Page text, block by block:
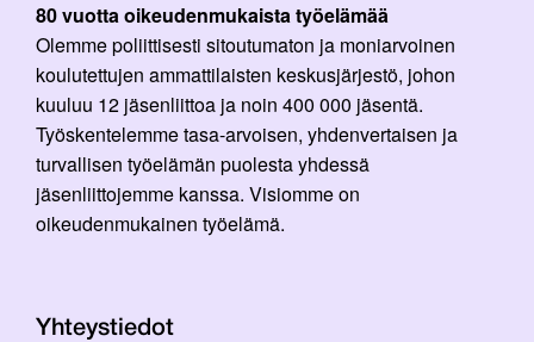
80 vuotta oikeudenmukaista työelämää
Olemme poliittisesti sitoutumaton ja moniarvoinen
koulutettujen ammattilaisten keskusjärjestö, johon
kuuluu 12 jäsenliittoa ja noin 400 000 jäsentä.
Työskentelemme tasa-arvoisen, yhdenvertaisen ja
turvallisen työelämän puolesta yhdessä
jäsenliittojemme kanssa. Visiomme on
oikeudenmukainen työelämä.
Yhteystiedot